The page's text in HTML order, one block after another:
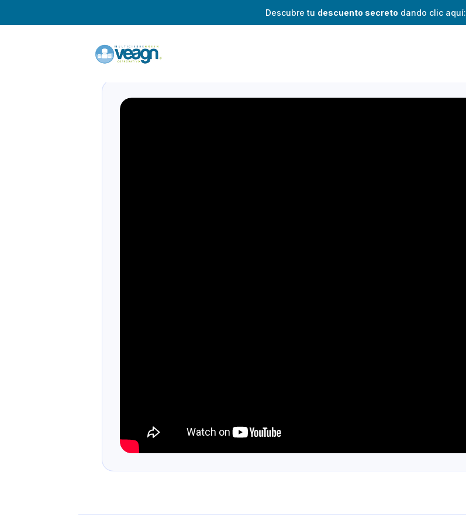
Descubre tu descuento secreto dando clic aquí:
Popup 03 ( Video )
josedanielcastroocampo@gmail.com